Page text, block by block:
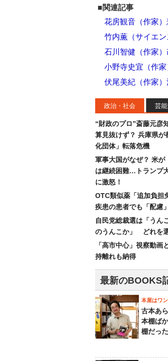
■関連記事
花房観音（作家
竹内薫（サイエ
石川智健（作家
小野寺史宜（作
伏尾美紀（作家
政治・社会 芸能
“財政のプロ”斎藤元彦
算見抜けず？ 兵庫県が
化団体」転落危機
軍事大国がなぜ？ 米が
は継続困難…トランプ
に激怒！
OTC類似薬「追加負担
疾患の患者でも「配慮
自民党総裁選は「うん
のうんこか」 どれを
「高市中心」視察動
持離れも納得
最新のBOOKS
本屋はワ
古本あ
本棚ば
棚だっ